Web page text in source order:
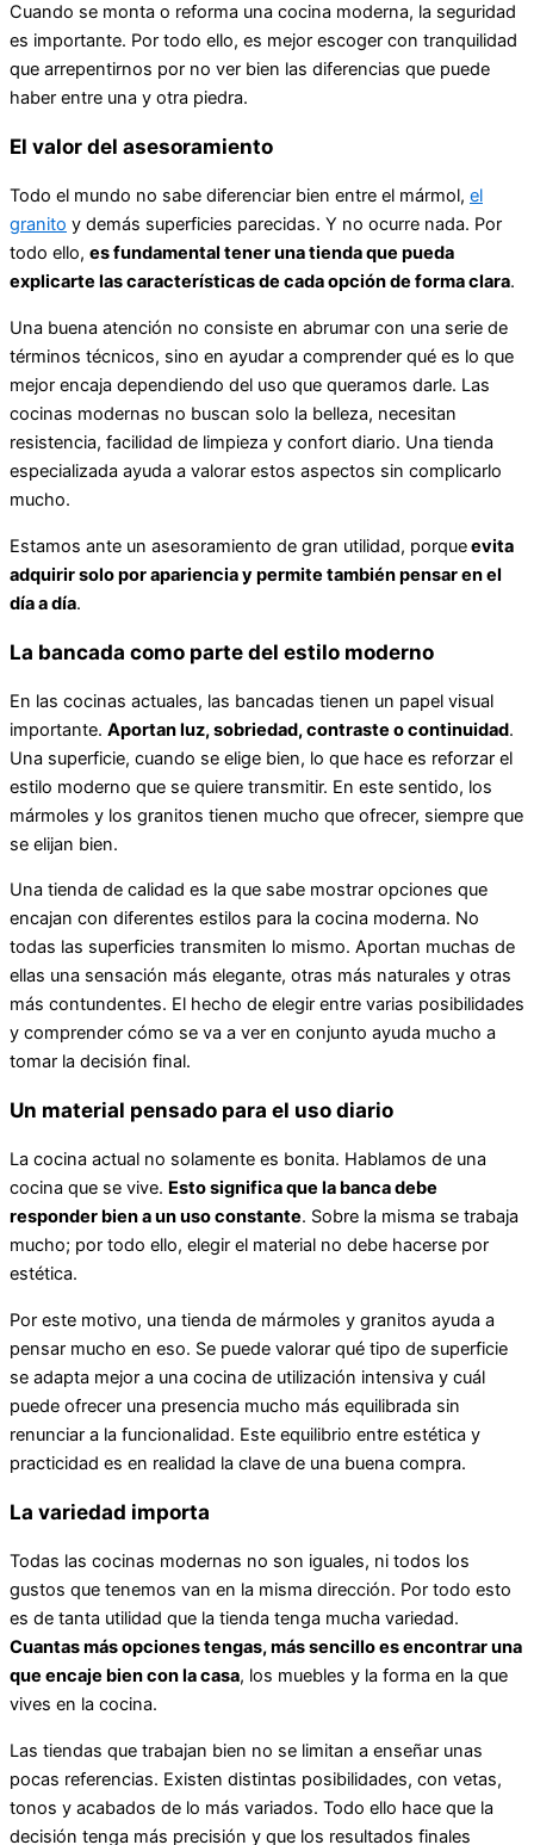
Cuando se monta o reforma una cocina moderna, la seguridad
es importante. Por todo ello, es mejor escoger con tranquilidad
que arrepentirnos por no ver bien las diferencias que puede
haber entre una y otra piedra.
El valor del asesoramiento
Todo el mundo no sabe diferenciar bien entre el mármol, el
granito y demás superficies parecidas. Y no ocurre nada. Por
todo ello, es fundamental tener una tienda que pueda
explicarte las características de cada opción de forma clara.
Una buena atención no consiste en abrumar con una serie de
términos técnicos, sino en ayudar a comprender qué es lo que
mejor encaja dependiendo del uso que queramos darle. Las
cocinas modernas no buscan solo la belleza, necesitan
resistencia, facilidad de limpieza y confort diario. Una tienda
especializada ayuda a valorar estos aspectos sin complicarlo
mucho.
Estamos ante un asesoramiento de gran utilidad, porqueevita
adquirir solo por apariencia y permite también pensar en el
día a día.
La bancada como parte del estilo moderno
En las cocinas actuales, las bancadas tienen un papel visual
importante. Aportan luz, sobriedad, contraste o continuidad.
Una superficie, cuando se elige bien, lo que hace es reforzar el
estilo moderno que se quiere transmitir. En este sentido, los
mármoles y los granitos tienen mucho que ofrecer, siempre que
se elijan bien.
Una tienda de calidad es la que sabe mostrar opciones que
encajan con diferentes estilos para la cocina moderna. No
todas las superficies transmiten lo mismo. Aportan muchas de
ellas una sensación más elegante, otras más naturales y otras
más contundentes. El hecho de elegir entre varias posibilidades
y comprender cómo se va a ver en conjunto ayuda mucho a
tomar la decisión final.
Un material pensado para el uso diario
La cocina actual no solamente es bonita. Hablamos de una
cocina que se vive. Esto significa que la banca debe
responder bien a un uso constante. Sobre la misma se trabaja
mucho; por todo ello, elegir el material no debe hacerse por
estética.
Por este motivo, una tienda de mármoles y granitos ayuda a
pensar mucho en eso. Se puede valorar qué tipo de superficie
se adapta mejor a una cocina de utilización intensiva y cuál
puede ofrecer una presencia mucho más equilibrada sin
renunciar a la funcionalidad. Este equilibrio entre estética y
practicidad es en realidad la clave de una buena compra.
La variedad importa
Todas las cocinas modernas no son iguales, ni todos los
gustos que tenemos van en la misma dirección. Por todo esto
es de tanta utilidad que la tienda tenga mucha variedad.
Cuantas más opciones tengas, más sencillo es encontrar una
que encaje bien con la casa, los muebles y la forma en la que
vives en la cocina.
Las tiendas que trabajan bien no se limitan a enseñar unas
pocas referencias. Existen distintas posibilidades, con vetas,
tonos y acabados de lo más variados. Todo ello hace que la
decisión tenga más precisión y que los resultados finales